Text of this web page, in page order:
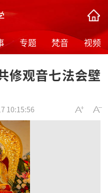
专题 梵音 视频
修观音七法会壁
10:15:56